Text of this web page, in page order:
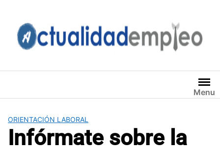
contenido
Menu
ORIENTACIÓN LABORAL
Infórmate sobre la